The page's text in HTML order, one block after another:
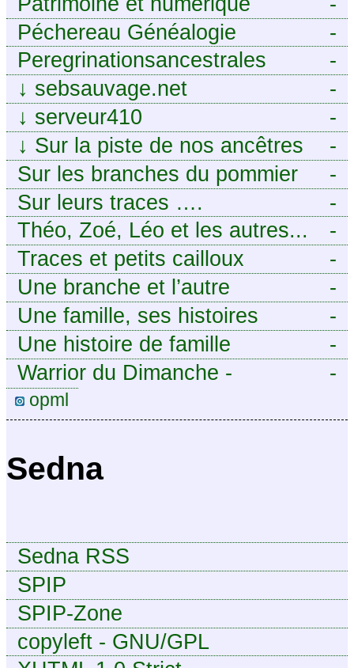
-
Péchereau Généalogie
-
Peregrinationsancestrales
-
↓ sebsauvage.net
-
↓ serveur410
-
↓ Sur la piste de nos ancêtres
en Périgord.
-
Sur les branches du pommier
-
Sur leurs traces ….
-
Théo, Zoé, Léo et les autres...
-
Traces et petits cailloux
-
Une branche et l’autre
-
Une famille, ses histoires
-
Une histoire de famille
-
Warrior du Dimanche -
Publication à caractère
intermittent, approximatif et
opml
Sedna
Sedna RSS
SPIP
SPIP-Zone
copyleft - GNU/GPL